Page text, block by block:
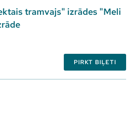
tramvajs" izrādes "Meli
PIRKT BIĻETI